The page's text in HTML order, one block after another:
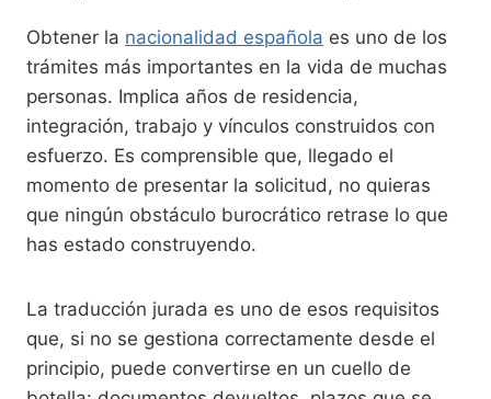
Obtener la nacionalidad española es uno de los
trámites más importantes en la vida de muchas
personas. Implica años de residencia,
integración, trabajo y vínculos construidos con
esfuerzo. Es comprensible que, llegado el
momento de presentar la solicitud, no quieras
que ningún obstáculo burocrático retrase lo que
has estado construyendo.
La traducción jurada es uno de esos requisitos
que, si no se gestiona correctamente desde el
principio, puede convertirse en un cuello de